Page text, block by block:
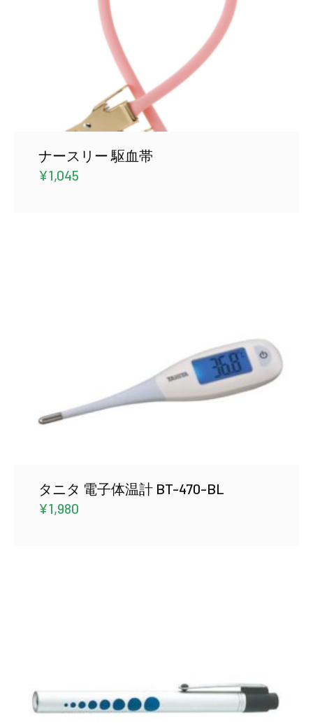
ナースリー 駆血帯
¥1,045
タニタ 電子体温計 BT-470-BL
¥1,980